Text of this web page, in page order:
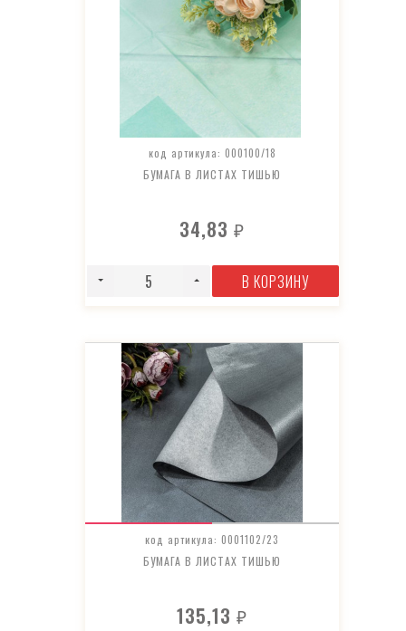
код артикула: 000100/18
БУМАГА В ЛИСТАХ ТИШЬЮ
34,83₽
В КОРЗИНУ
код артикула: 0001102/23
БУМАГА В ЛИСТАХ ТИШЬЮ
135,13₽